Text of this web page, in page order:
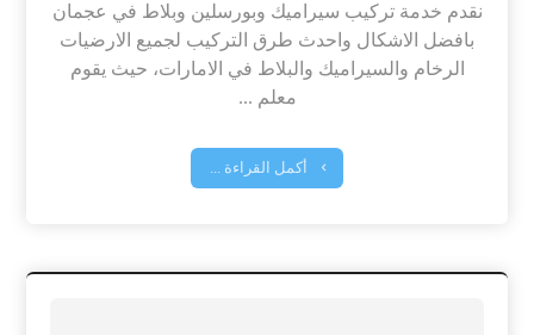
نقدم خدمة تركيب سيراميك وبورسلين وبلاط في عجمان
بافضل الاشكال واحدث طرق التركيب لجميع الارضيات
الرخام والسيراميك والبلاط في الامارات، حيث يقوم
معلم ...
أكمل القراءة ...